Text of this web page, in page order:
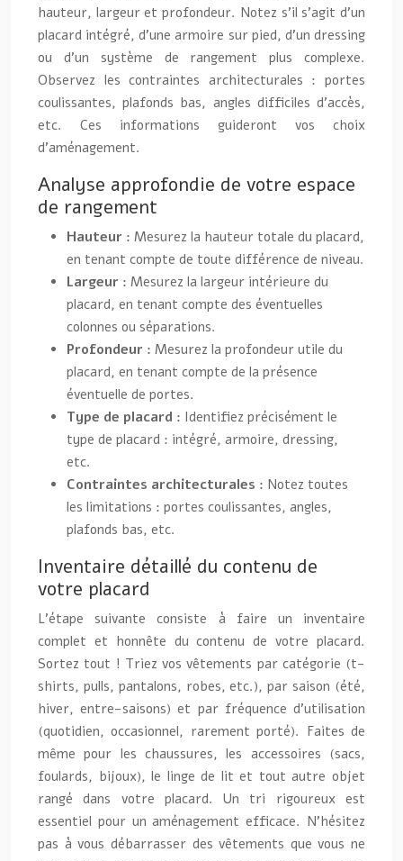
hauteur, largeur et profondeur. Notez s’il s’agit d’un
placard intégré, d’une armoire sur pied, d’un dressing
ou d’un système de rangement plus complexe.
Observez les contraintes architecturales : portes
coulissantes, plafonds bas, angles difficiles d’accès,
etc. Ces informations guideront vos choix
d’aménagement.
Analyse approfondie de votre espace
de rangement
Hauteur : Mesurez la hauteur totale du placard,
en tenant compte de toute différence de niveau.
Largeur : Mesurez la largeur intérieure du
placard, en tenant compte des éventuelles
colonnes ou séparations.
Profondeur : Mesurez la profondeur utile du
placard, en tenant compte de la présence
éventuelle de portes.
Type de placard : Identifiez précisément le
type de placard : intégré, armoire, dressing,
etc.
Contraintes architecturales : Notez toutes
les limitations : portes coulissantes, angles,
plafonds bas, etc.
Inventaire détaillé du contenu de
votre placard
L’étape suivante consiste à faire un inventaire
complet et honnête du contenu de votre placard.
Sortez tout ! Triez vos vêtements par catégorie (t-
shirts, pulls, pantalons, robes, etc.), par saison (été,
hiver, entre-saisons) et par fréquence d’utilisation
(quotidien, occasionnel, rarement porté). Faites de
même pour les chaussures, les accessoires (sacs,
foulards, bijoux), le linge de lit et tout autre objet
rangé dans votre placard. Un tri rigoureux est
essentiel pour un aménagement efficace. N’hésitez
pas à vous débarrasser des vêtements que vous ne